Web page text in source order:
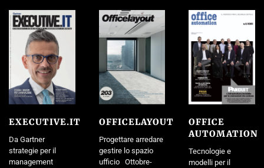
EXECUTIVE.IT
Da Gartner
strategie per il
management
OFFICELAYOUT
Progettare arredare
gestire lo spazio
ufficio Ottobre-
OFFICE
AUTOMATION
Tecnologie e
modelli per il